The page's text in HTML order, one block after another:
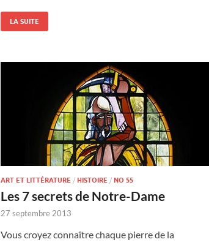
LA SUITE
ART ET LITTÉRATURE / HISTOIRE / NO 55
Les 7 secrets de Notre-Dame
27 septembre 2013
Vous croyez connaître chaque pierre de la